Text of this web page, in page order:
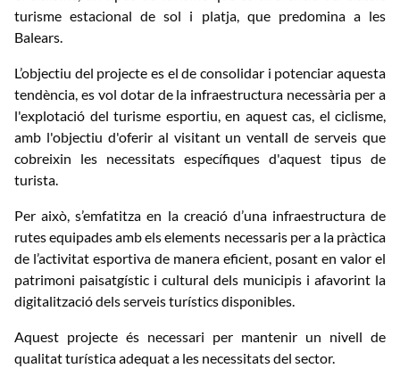
turisme estacional de sol i platja, que predomina a les
Balears.
L’objectiu del projecte es el de consolidar i potenciar aquesta
tendència, es vol dotar de la infraestructura necessària per a
l'explotació del turisme esportiu, en aquest cas, el ciclisme,
amb l'objectiu d'oferir al visitant un ventall de serveis que
cobreixin les necessitats específiques d'aquest tipus de
turista.
Per això, s’emfatitza en la creació d’una infraestructura de
rutes equipades amb els elements necessaris per a la pràctica
de l’activitat esportiva de manera eficient, posant en valor el
patrimoni paisatgístic i cultural dels municipis i afavorint la
digitalització dels serveis turístics disponibles.
Aquest projecte és necessari per mantenir un nivell de
qualitat turística adequat a les necessitats del sector.